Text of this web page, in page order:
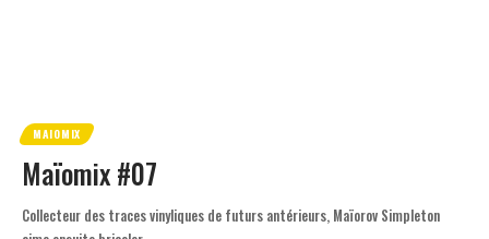
MAIOMIX
Maïomix #07
Collecteur des traces vinyliques de futurs antérieurs, Maïorov Simpleton